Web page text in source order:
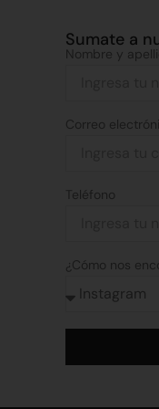
Sumate a
Nombre y
Correo
Teléfono
¿Cómo nos